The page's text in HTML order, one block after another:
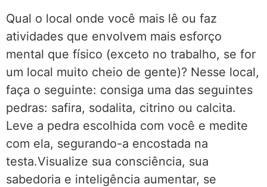
Qual o local onde você mais lê ou faz
atividades que envolvem mais esforço
mental que físico (exceto no trabalho, se for
um local muito cheio de gente)? Nesse local,
faça o seguinte: consiga uma das seguintes
pedras: safira, sodalita, citrino ou calcita.
Leve a pedra escolhida com você e medite
com ela, segurando-a encostada na
testa.Visualize sua consciência, sua
sabedoria e inteligência aumentar, se